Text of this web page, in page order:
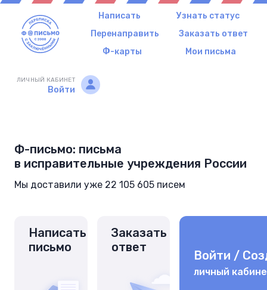
Написать
Узнать статус
Перенаправить
Заказать ответ
Ф-карты
Мои письма
ЛИЧНЫЙ КАБИНЕТ
Войти
Ф-письмо: письма
в исправительные учреждения России
Мы доставили уже 22 105 605 писем
Написать
письмо
Заказать
ответ
Войти /
личный